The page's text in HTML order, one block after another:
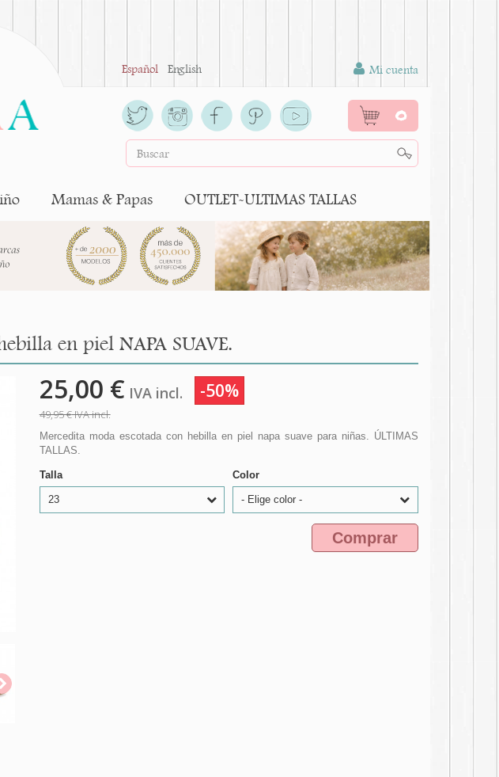
Español English Mi cuenta
0
Mamas & Papas OUTLET-ULTIMAS TALLAS
en piel NAPA SUAVE.
25,00 € IVA incl. -50%
49,95 €IVA incl.
Mercedita moda escotada con hebilla en piel napa suave para niñas. ÚLTIMAS
TALLAS.
Talla
23
Color
- Elige color -
Comprar